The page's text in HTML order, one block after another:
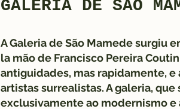
GALERIA DE SÃO
A Galeria de São Mamede surgiu
la mão de Francisco Pereira
antiguidades, mas rapidamente, e
artistas surrealistas. A galeria, que
exclusivamente ao modernismo